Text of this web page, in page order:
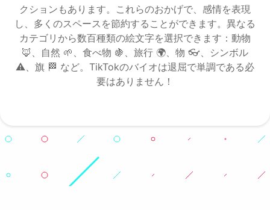
Objects
クションもあります。これらのおかげで、感情を表現
し、多くのスペースを節約することができます。異なる
カテゴリから数百種類の絵文字を選択できます：動物
🦊、自然 🌱、食べ物 🍇、旅行 🌍、物 👓、シンボル
⚠️、旗 🏁 など。TikTokのバイオは退屈で単調である必
要はありません！